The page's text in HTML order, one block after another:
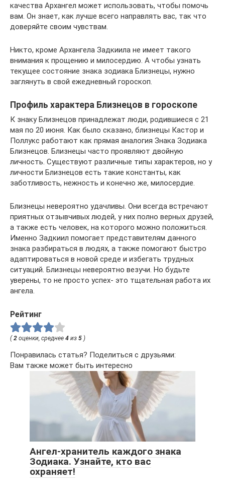
качества Архангел может использовать, чтобы помочь
вам. Он знает, как лучше всего направлять вас, так что
доверяйте своим чувствам.
Никто, кроме Архангела Задкиила не имеет такого
внимания к прощению и милосердию. А чтобы узнать
текущее состояние знака зодиака Близнецы, нужно
заглянуть в свой ежедневный гороскоп.
Профиль характера Близнецов в гороскопе
К знаку Близнецов принадлежат люди, родившиеся с 21
мая по 20 июня. Как было сказано, близнецы Кастор и
Поллукс работают как прямая аналогия Знака Зодиака
Близнецов. Близнецы часто проявляют двойную
личность. Существуют различные типы характеров, но у
личности Близнецов есть такие константы, как
заботливость, нежность и конечно же, милосердие.
Близнецы невероятно удачливы. Они всегда встречают
приятных отзывчивых людей, у них полно верных друзей,
а также есть человек, на которого можно положиться.
Именно Задкиил помогает представителям данного
знака разбираться в людях, а также помогают быстро
адаптироваться в новой среде и избегать трудных
ситуаций. Близнецы невероятно везучи. Но будьте
уверены, то не просто успех- это тщательная работа их
ангела.
Рейтинг
(2 оценки, среднее 4 из 5 )
Понравилась статья? Поделиться с друзьями:
Вам также может быть интересно
Ангел-хранитель каждого знака
Зодиака. Узнайте, кто вас
охраняет!